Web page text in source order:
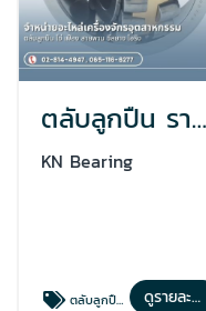
ตลับลูกปืน ราคาปลีก-ส่ง
KN Bearing
ตลับลูกปืน ราคาปลีก-ส่ง ดูรายละเอียด